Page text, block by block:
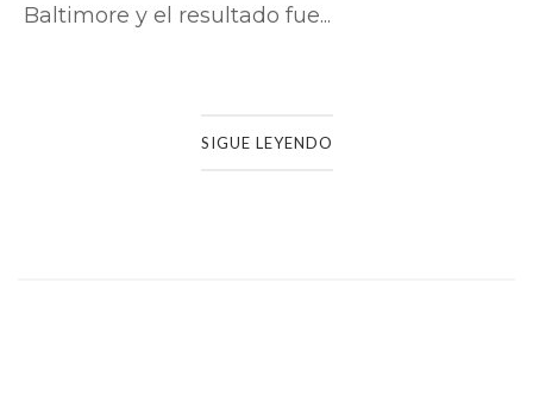
Baltimore y el resultado fue...
SIGUE LEYENDO